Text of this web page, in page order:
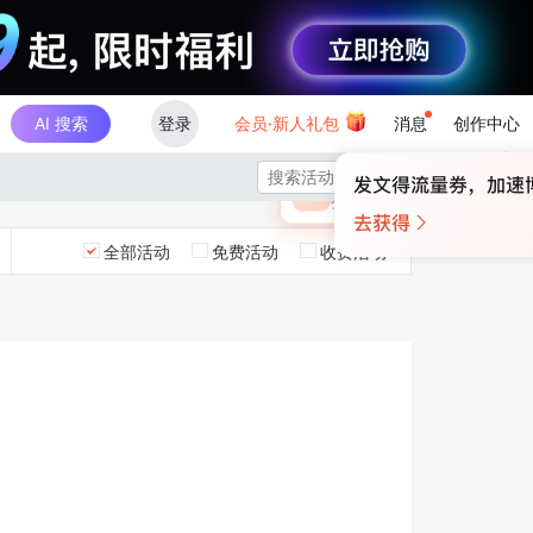
AI 搜索 登录 会员·新人礼包 消息 创作中心
×
🎁 未登录
登录领取最高

全部活动 免费活动 收费活动